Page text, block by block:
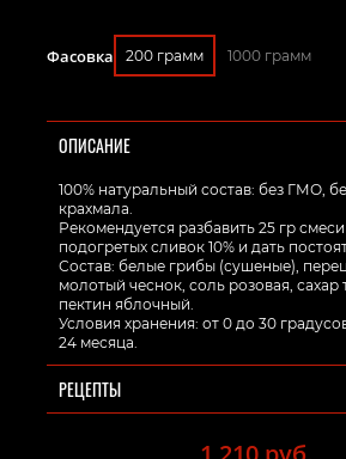
Фасовка 200 грамм 1000 грамм
ОПИСАНИЕ
100% натуральный состав: без ГМО,
крахмала.
Рекомендуется разбавить 25 гр
подогретых сливок 10% и дать
Состав: белые грибы (сушеные),
молотый чеснок, соль розовая, сахар
пектин яблочный.
Условия хранения: от 0 до 30
24 месяца.
РЕЦЕПТЫ